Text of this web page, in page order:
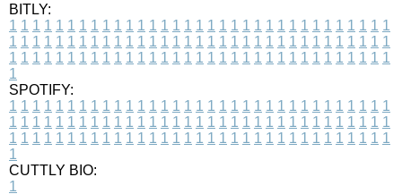
BITLY:
1 1 1 1 1 1 1 1 1 1 1 1 1 1 1 1 1 1 1 1 1 1 1 1 1 1 1 1 1 1 1 1 1
1 1 1 1 1 1 1 1 1 1 1 1 1 1 1 1 1 1 1 1 1 1 1 1 1 1 1 1 1 1 1 1 1
1 1 1 1 1 1 1 1 1 1 1 1 1 1 1 1 1 1 1 1 1 1 1 1 1 1 1 1 1 1 1 1 1
1
SPOTIFY:
1 1 1 1 1 1 1 1 1 1 1 1 1 1 1 1 1 1 1 1 1 1 1 1 1 1 1 1 1 1 1 1 1
1 1 1 1 1 1 1 1 1 1 1 1 1 1 1 1 1 1 1 1 1 1 1 1 1 1 1 1 1 1 1 1 1
1 1 1 1 1 1 1 1 1 1 1 1 1 1 1 1 1 1 1 1 1 1 1 1 1 1 1 1 1 1 1 1 1
1
CUTTLY BIO:
1